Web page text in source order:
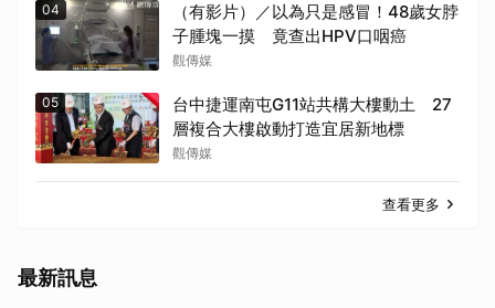
04
（有影片）／以為只是感冒！48歲女脖
子腫塊一摸 竟查出HPV口咽癌
觀傳媒
05
台中捷運南屯G11站共構大樓動土 27
層複合大樓啟動打造宜居新地標
觀傳媒
查看更多
最新訊息